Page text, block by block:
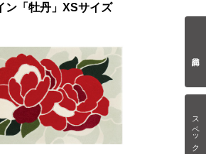
スペック情報
ン「牡丹」XSサイズ